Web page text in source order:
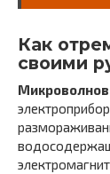
Как
своими